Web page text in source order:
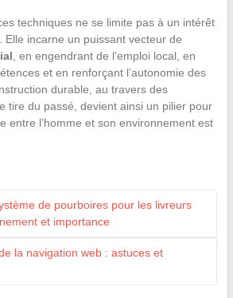
techniques ne se limite pas à un intérêt
Elle incarne un puissant vecteur de
, en engendrant de l’emploi local, en
et en renforçant l’autonomie des
durable, au travers des
tire du passé, devient ainsi un pilier pour
entre l’homme et son environnement est
de pourboires pour les livreurs
et importance
la navigation web : astuces et